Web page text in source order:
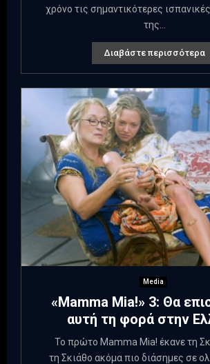
χρόνο τις σημαντικότερες
της...
Διαβάστε περισσότερα
Media
«Mamma Mia!» 3: Θα
αυτή τη φορά στην
Το πρώτο Mamma Mia! έκανε τη
τη Σκιάθο ακόμα πιο διάσημες σε